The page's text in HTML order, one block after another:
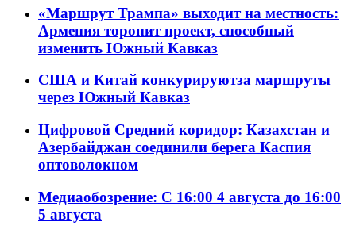
«Маршрут Трампа» выходит на местность:
Армения торопит проект, способный
изменить Южный Кавказ
США и Китай конкурируютза маршруты
через Южный Кавказ
Цифровой Средний коридор: Казахстан и
Азербайджан соединили берега Каспия
оптоволокном
Медиаобозрение: С 16:00 4 августа до 16:00
5 августа